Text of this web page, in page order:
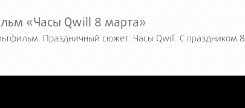
«Часы Qwill 8 марта»
Праздничный сюжет. Часы Qwill. С праздником 8